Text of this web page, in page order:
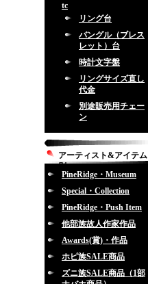
tc
リング台
バングル（ブレス
レット）台
時計文字盤
リングサイズ直し
代金
別途販売用チェー
ン
アーティスト&アイテム
別
PineRidge・Museum
Special・Collection
PineRidge・Push Item
他部族故人作家作品
Awards(賞)・作品
ホピ族SALE商品
ズニ族SALE商品（1部